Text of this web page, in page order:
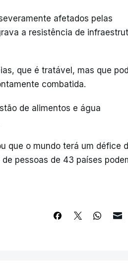
afetados pelas
a resistência de
que é tratável, mas que
combatida.
de alimentos e água
que o mundo terá um défice
pessoas de 43 países